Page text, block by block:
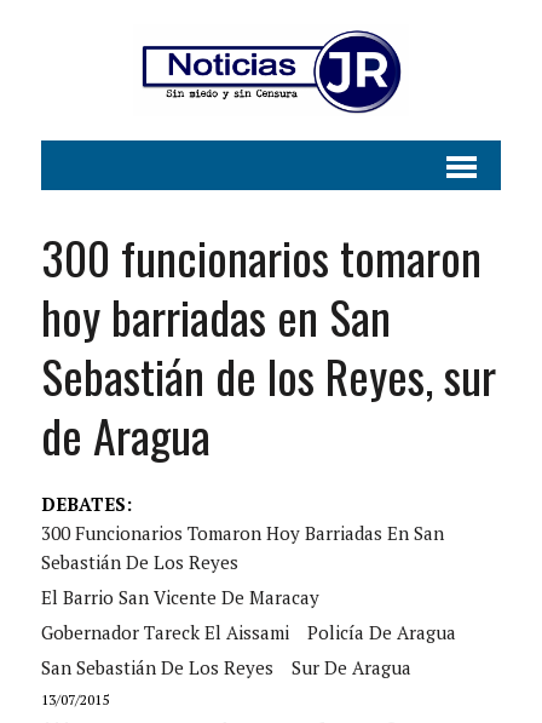
300 funcionarios tomaron
hoy barriadas en San
Sebastián de los Reyes, sur
de Aragua
DEBATES:
300 Funcionarios Tomaron Hoy Barriadas En San
Sebastián De Los Reyes
El Barrio San Vicente De Maracay
Gobernador Tareck El Aissami
Policía De Aragua
San Sebastián De Los Reyes
Sur De Aragua
13/07/2015